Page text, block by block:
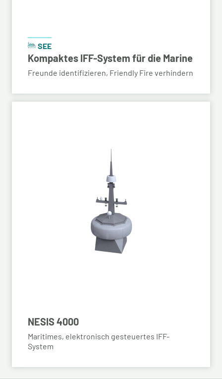
SEE
Kompaktes IFF-System für die Marine
Freunde identifizieren, Friendly Fire verhindern
NESIS 4000
Maritimes, elektronisch gesteuertes IFF-
System